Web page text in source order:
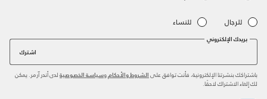
للرجال للنساء
بريدك الإلكتروني
اشترك
باشتراكك بنشرتنا الإلكترونية، فأنت توافق على الشروط والأحكام وسياسة الخصوصية لدى أندر آرمر. يمكن
لك إلغاء الاشتراك لاحقًا.